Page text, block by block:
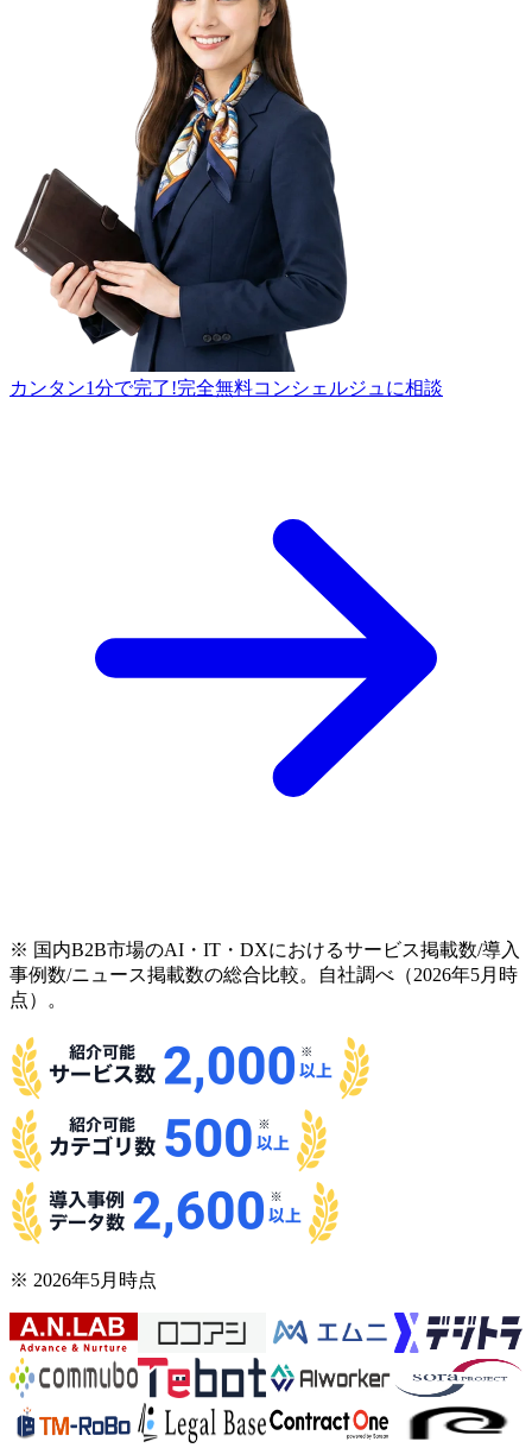
カンタン1分で完了!完全無料コンシェルジュに相談
※ 国内B2B市場のAI・IT・DXにおけるサービス掲載数/導入
事例数/ニュース掲載数の総合比較。自社調べ（2026年5月時
点）。
※ 2026年5月時点